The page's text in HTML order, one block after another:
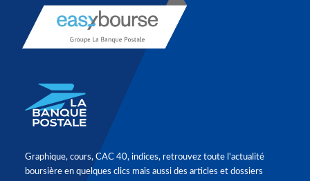
Graphique, cours, CAC 40, indices, retrouvez toute l'actualité
boursière en quelques clics mais aussi des articles et dossiers